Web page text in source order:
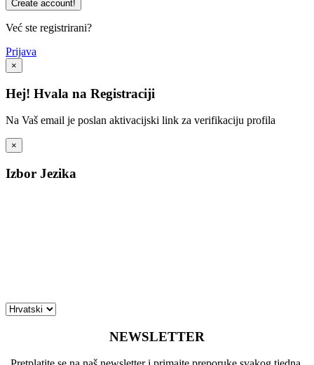
Već ste registrirani?
Prijava
×
Hej! Hvala na Registraciji
Na Vaš email je poslan aktivacijski link za verifikaciju profila
×
Izbor Jezika
NEWSLETTER